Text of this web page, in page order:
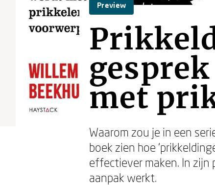
Preview
met
Waarom zou je in een
boek zien hoe
effectiever maken. In
aanpak werkt.